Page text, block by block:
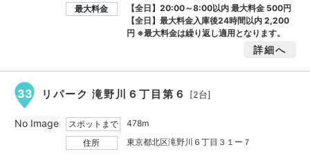
最大料金
【全日】20:00～8:00以内 最大料金 500円
【全日】最大料金入庫後24時間以内2,200
円 ※最大料金は繰り返し適用となります。
詳細へ
33 リパーク 滝野川６丁目第６ [2台]
スポットまで
478m
住所
東京都北区滝野川６丁目３１ー７
No Image